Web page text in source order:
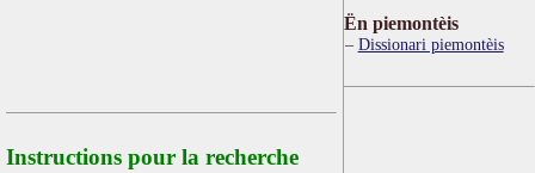
Instructions pour la recherche
Ën piemontèis
Dissionari piemontèis